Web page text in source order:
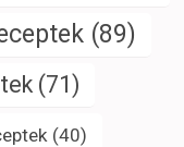
(89)
(71)
(40)